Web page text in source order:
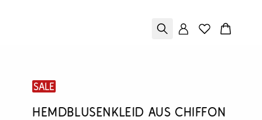
SALE
Hemdblusenkleid aus Chiffon